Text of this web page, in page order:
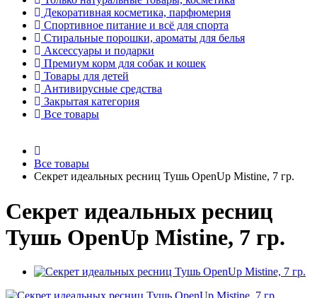
Декоративная косметика, парфюмерия
Спортивное питание и всё для спорта
Стиральные порошки, ароматы для белья
Аксессуары и подарки
Премиум корм для собак и кошек
Товары для детей
Антивирусные средства
Закрытая категория
Все товары
Все товары
Секрет идеальных ресниц Тушь OpenUp Mistine, 7 гр.
Секрет идеальных ресниц
Тушь OpenUp Mistine, 7 гр.